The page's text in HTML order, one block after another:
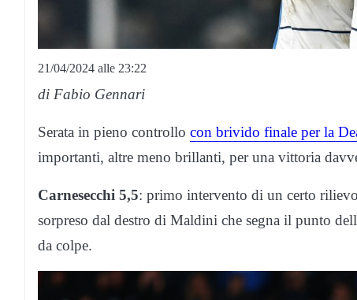
21/04/2024 alle 23:22
di Fabio Gennari
Serata in pieno controllo con brivido finale per la
importanti, altre meno brillanti, per una vittoria
Carnesecchi 5,5: primo intervento di un certo
sorpreso dal destro di Maldini che segna il punto
da colpe.